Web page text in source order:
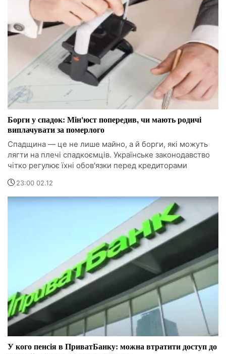
Борги у спадок: Мін'юст попередив, чи мають родичі
виплачувати за померлого
Спадщина — це не лише майно, а й борги, які можуть
лягти на плечі спадкоємців. Українське законодавство
чітко регулює їхні обов'язки перед кредиторами
23:00 02.12
У кого пенсія в ПриватБанку: можна втратити доступ до